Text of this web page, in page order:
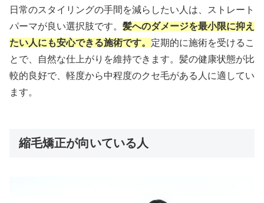
日常のスタイリングの手間を減らしたい人は、ストレート
パーマが良い選択肢です。 髪へのダメージを最小限に抑え
たい人にも安心できる施術です。 定期的に施術を受けるこ
とで、自然な仕上がりを維持できます。髪の健康状態が比
較的良好で、軽度から中程度のクセ毛がある人に適してい
ます。
縮毛矯正が向いている人